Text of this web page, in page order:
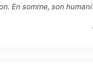
En somme, son